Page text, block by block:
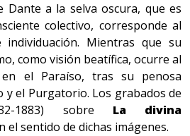
Dante a la selva oscura, que es
colectivo, corresponde al
Mientras que su
como visión beatífica, ocurre al
el Paraíso, tras su penosa
el Purgatorio. Los grabados de
1883) sobre La divina
el sentido de dichas imágenes.